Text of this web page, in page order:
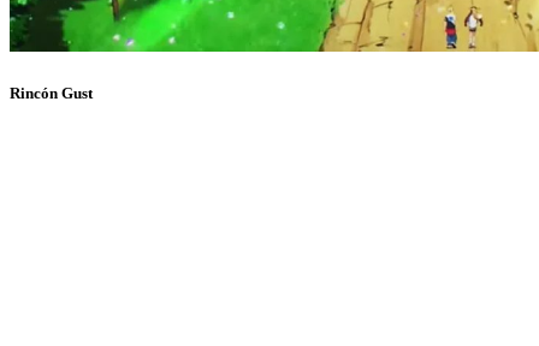
Rincón Gust